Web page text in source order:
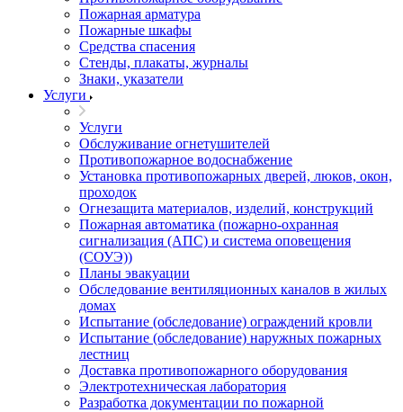
Пожарная арматура
Пожарные шкафы
Средства спасения
Стенды, плакаты, журналы
Знаки, указатели
Услуги
Услуги
Обслуживание огнетушителей
Противопожарное водоснабжение
Установка противопожарных дверей, люков, окон,
проходок
Огнезащита материалов, изделий, конструкций
Пожарная автоматика (пожарно-охранная
сигнализация (АПС) и система оповещения
(СОУЭ))
Планы эвакуации
Обследование вентиляционных каналов в жилых
домах
Испытание (обследование) ограждений кровли
Испытание (обследование) наружных пожарных
лестниц
Доставка противопожарного оборудования
Электротехническая лаборатория
Разработка документации по пожарной